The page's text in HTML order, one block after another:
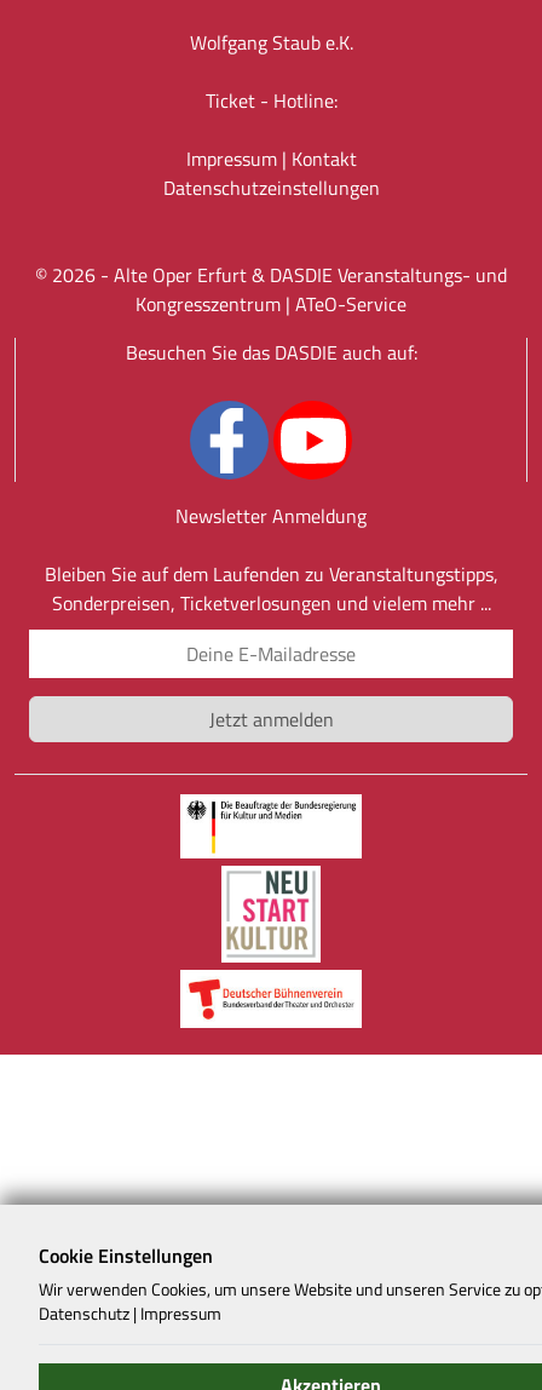
Wolfgang Staub e.K.
Ticket - Hotline:
Impressum| Kontakt
Datenschutz­einstellungen
© 2026 - Alte Oper Erfurt & DASDIE Veranstaltungs- und
Kongresszentrum | ATeO-Service
Besuchen Sie das DASDIE auch auf:
Newsletter Anmeldung
Bleiben Sie auf dem Laufenden zu Veranstaltungstipps,
Sonderpreisen, Ticketverlosungen und vielem mehr ...
Cookie Einstellungen
Wir verwenden Cookies, um unsere Website und unseren Service zu
Datenschutz | Impressum